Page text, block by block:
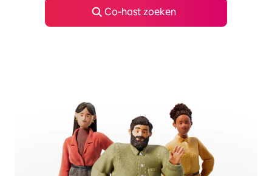
Co‑host zoeken